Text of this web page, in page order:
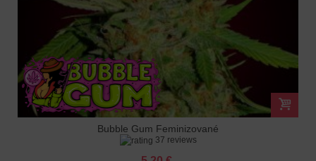
Bubble Gum Feminizované
37 reviews